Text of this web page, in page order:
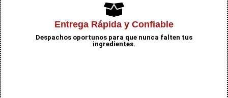
Entrega Rápida y Confiable
Despachos oportunos para que nunca falten tus
ingredientes.